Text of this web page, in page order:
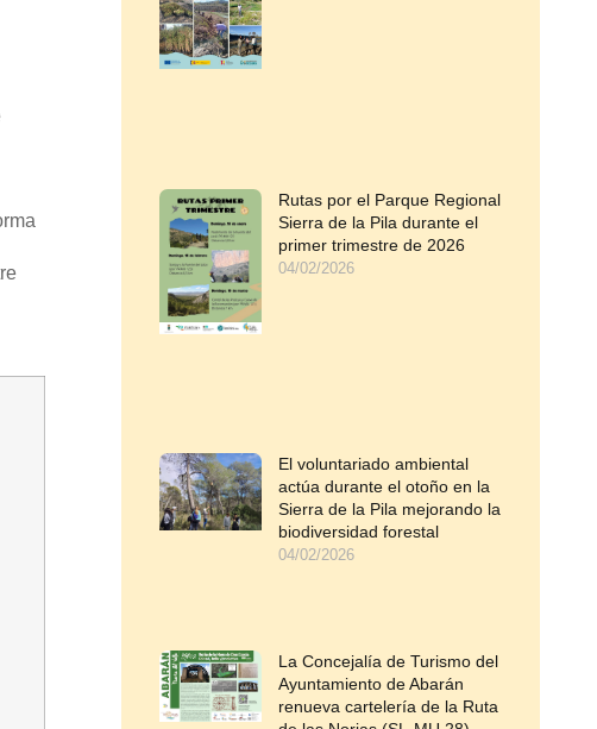
Rutas por el Parque Regional
Sierra de la Pila durante el
primer trimestre de 2026
04/02/2026
El voluntariado ambiental
actúa durante el otoño en la
Sierra de la Pila mejorando la
biodiversidad forestal
04/02/2026
La Concejalía de Turismo del
Ayuntamiento de Abarán
renueva cartelería de la Ruta